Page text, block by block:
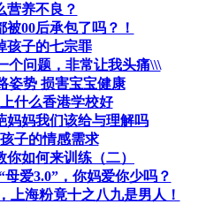
营养不良？
00后承包了吗？！
孩子的七宗罪
个问题，非常让我头痛\\\
姿势 损害宝宝健康
什么香港学校好
妈妈我们该给与理解吗
子的情感需求
你如何来训练（二）
爱3.0”，你妈爱你少吗？
上海粉竟十之八九是男人！